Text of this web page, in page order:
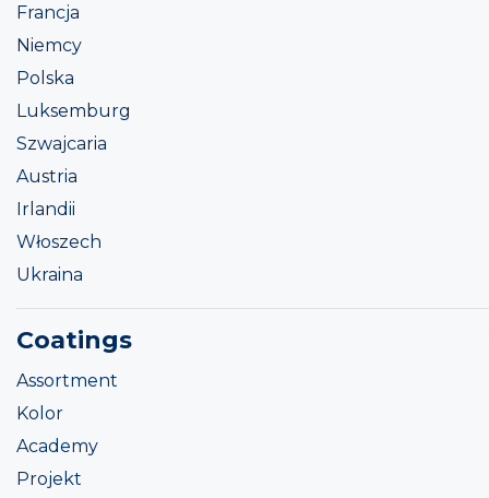
Francja
Niemcy
Polska
Luksemburg
Szwajcaria
Austria
Irlandii
Włoszech
Ukraina
Coatings
Assortment
Kolor
Academy
Projekt